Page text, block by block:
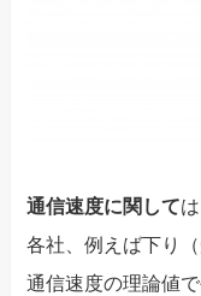
通信速度に関しては
各社、例えば下り
通信速度の理論値